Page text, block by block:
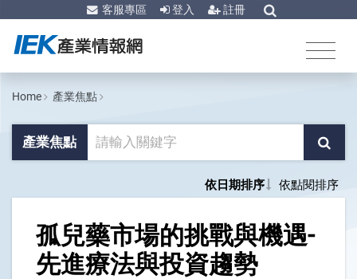
客服專區 登入 註冊
Home 產業焦點
產業焦點
依日期排序 依點閱排序
孤兒藥市場的挑戰與機遇-
先進療法與投資趨勢